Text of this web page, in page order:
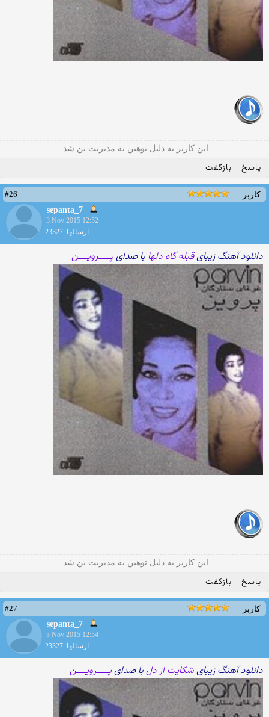
این کاربر به دلیل توهین به مدیریت بن شد.
پاسخ بازگفت
کاربر
#26
sepanta_7
3 Nov 2015 12:52
ارسالها: 23327
دانلود آهنگ زیبایقبله گاه دلها با صدایپـــــرویــــن
این کاربر به دلیل توهین به مدیریت بن شد.
پاسخ بازگفت
کاربر
#27
sepanta_7
3 Nov 2015 12:54
ارسالها: 23327
دانلود آهنگ زیبایشکایت از دلبا صدایپـــــرویــــن